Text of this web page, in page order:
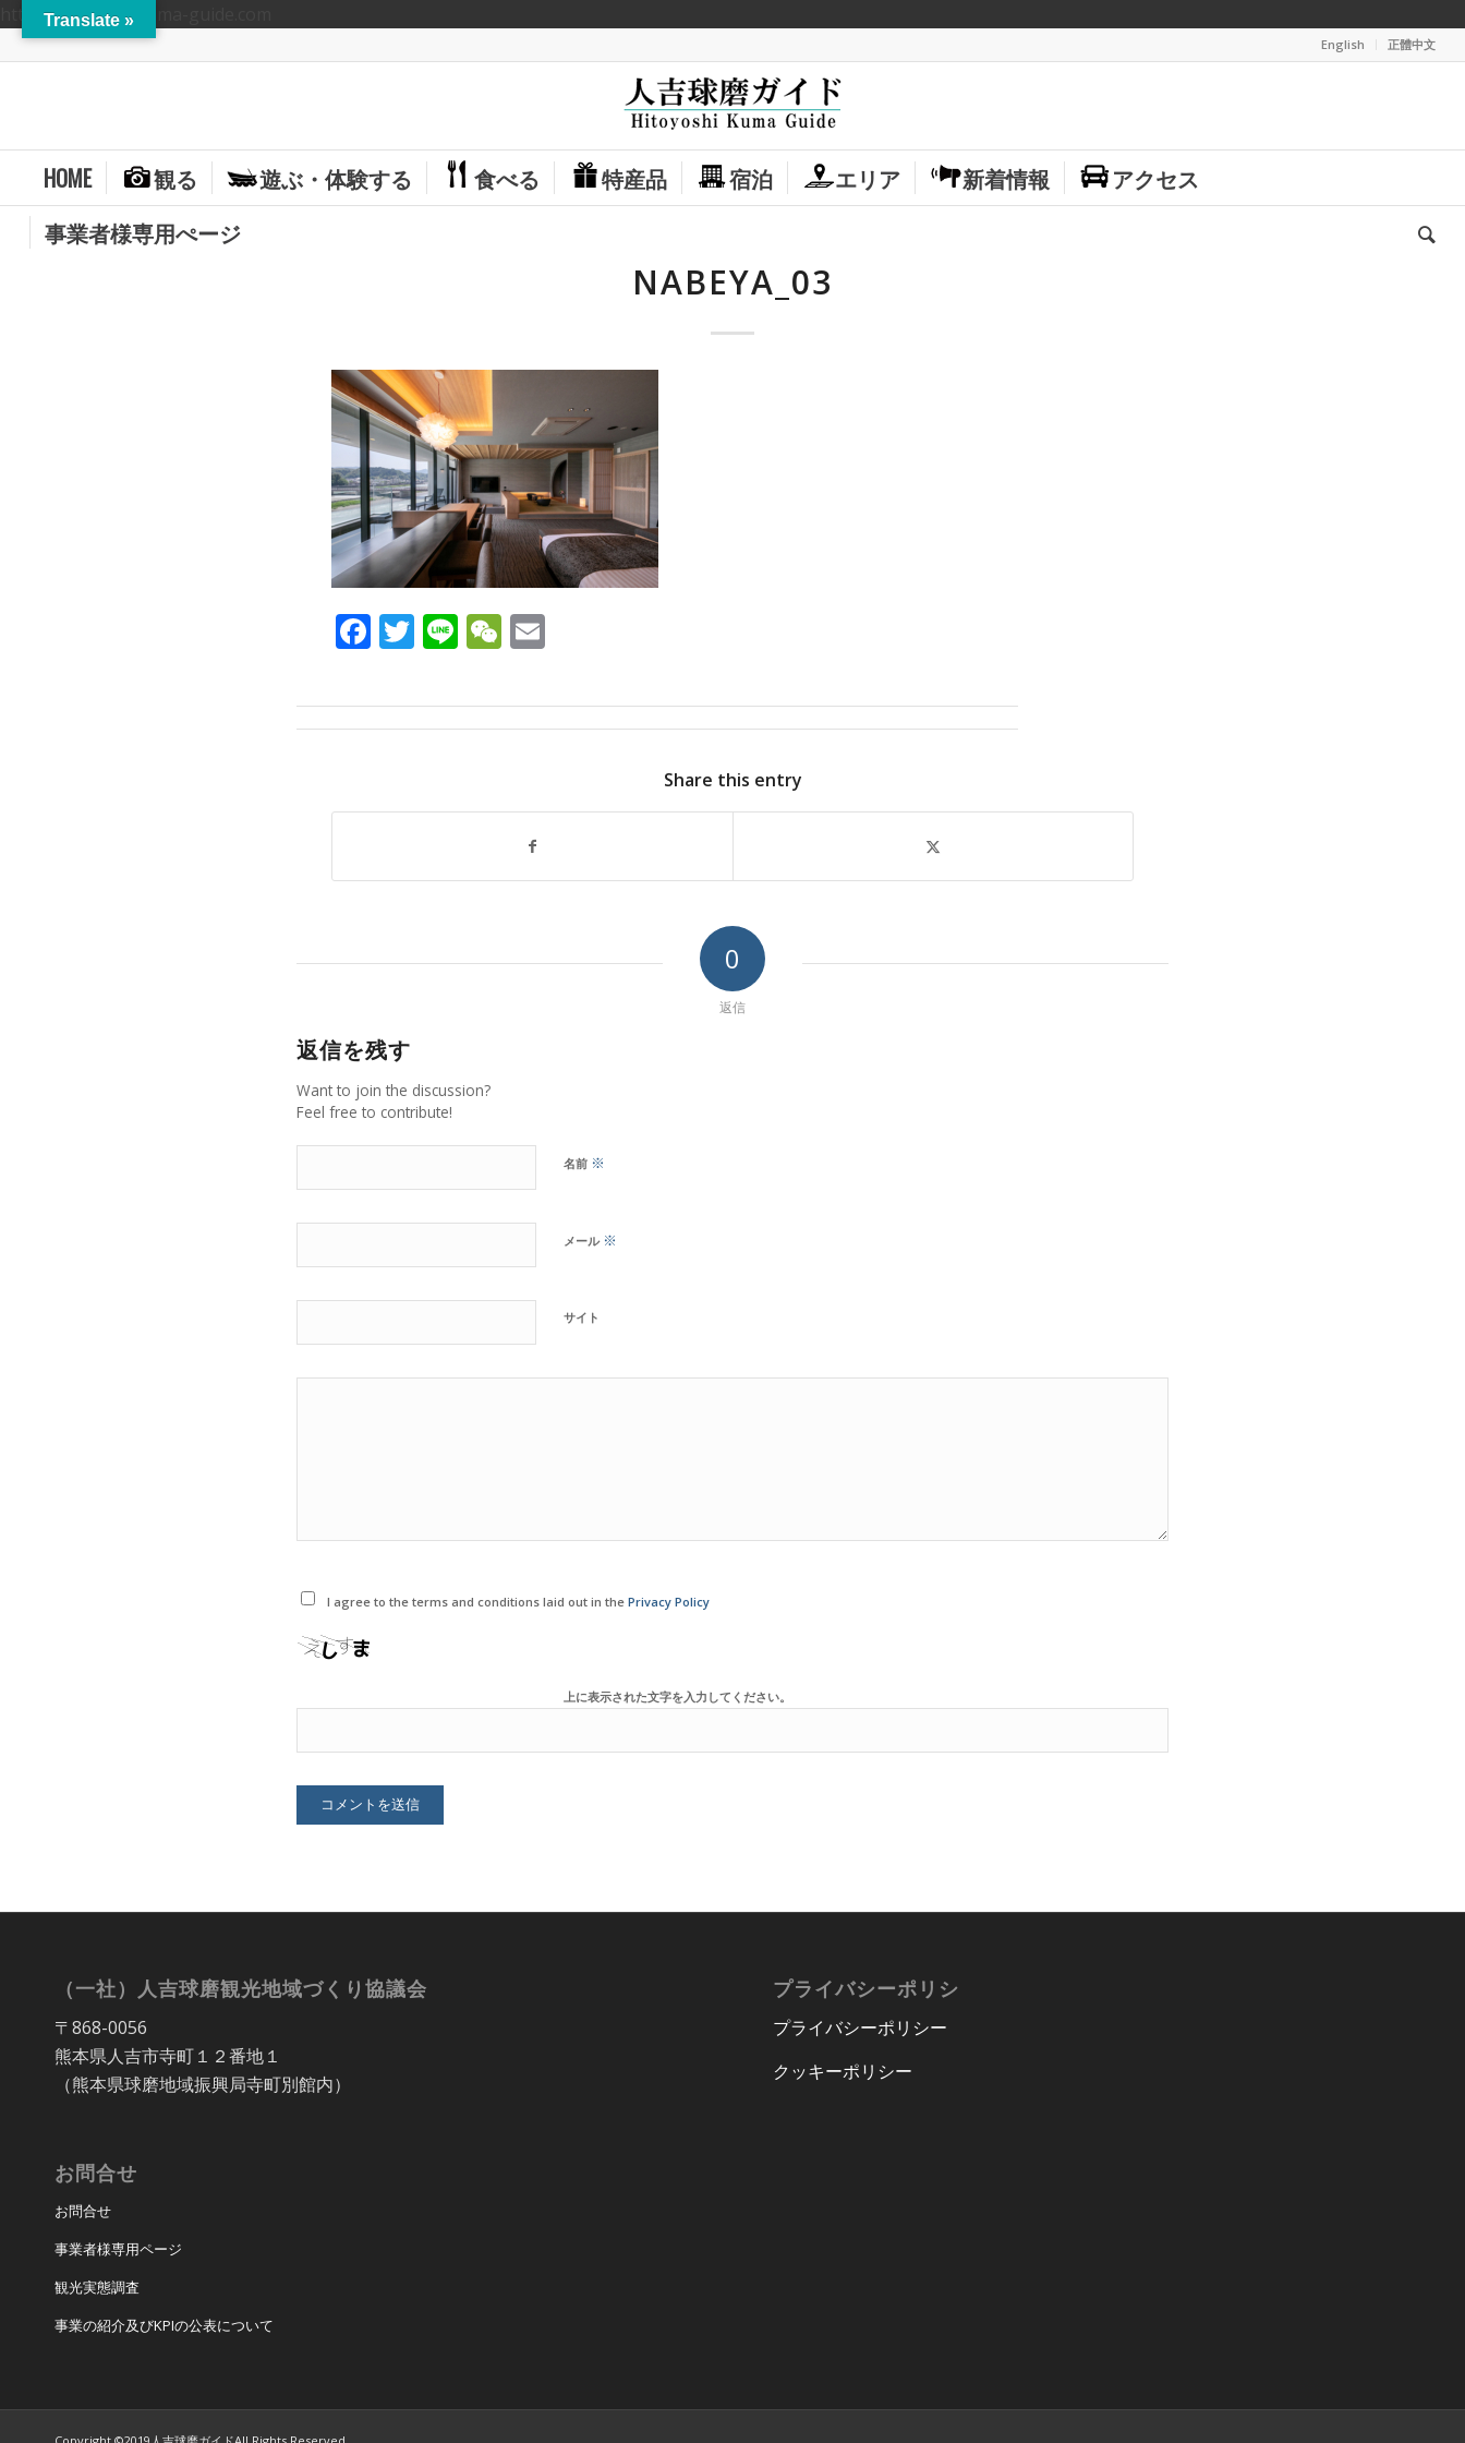
https://hitoyoshikuma-guide.com
English 正體中文
HOME 観る 遊ぶ・体験する 食べる 特産品 宿泊 エリア 新着情報
アクセス
事業者様専用ぺージ
NABEYA_03
Facebook
Twitter
LineWeChat
Share this entry
0
返信
返信を残す
Want to join the discussion?
Feel free to contribute!
名前 ※
メール ※
サイト
I agree to the terms and conditions laid out in the Privacy Policy
上に表示された文字を入力してください。
（一社）人吉球磨観光地域づくり協議会
〒868-0056
熊本県人吉市寺町１２番地１
（熊本県球磨地域振興局寺町別館内）
お問合せ
お問合せ
事業者様専用ページ
観光実態調査
事業の紹介及びKPIの公表について
プライバシーポリシ
プライバシーポリシー
クッキーポリシー
Translate »